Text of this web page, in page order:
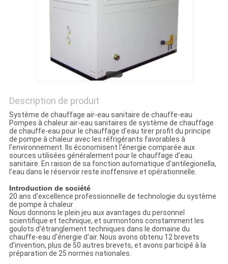
DEMANDEZ
DU
SITE
POLITIQUE
DE
CONFIDENTIALITÉ
Description de produit
Système de chauffage air-eau sanitaire de chauffe-eau
Pompes à chaleur air-eau sanitaires de système de chauffage
de chauffe-eau pour le chauffage d'eau tirer profit du principe
de pompe à chaleur avec les réfrigérants favorables à
l'environnement. Ils économisent l'énergie comparée aux
sources utilisées généralement pour le chauffage d'eau
sanitaire. En raison de sa fonction automatique d'antilegionella,
l'eau dans le réservoir reste inoffensive et opérationnelle.
Introduction de société
20 ans d'excellence professionnelle de technologie du système
de pompe à chaleur
Nous donnons le plein jeu aux avantages du personnel
scientifique et technique, et surmontons constamment les
goulots d'étranglement techniques dans le domaine du
chauffe-eau d'énergie d'air. Nous avons obtenu 12 brevets
d'invention, plus de 50 autres brevets, et avons participé à la
préparation de 25 normes nationales.